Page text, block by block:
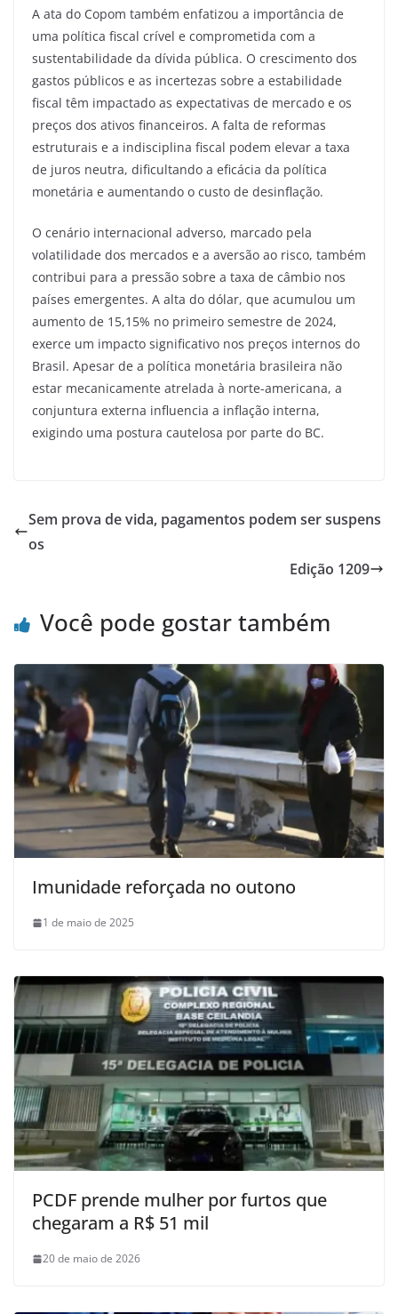
A ata do Copom também enfatizou a importância de
uma política fiscal crível e comprometida com a
sustentabilidade da dívida pública. O crescimento dos
gastos públicos e as incertezas sobre a estabilidade
fiscal têm impactado as expectativas de mercado e os
preços dos ativos financeiros. A falta de reformas
estruturais e a indisciplina fiscal podem elevar a taxa
de juros neutra, dificultando a eficácia da política
monetária e aumentando o custo de desinflação.
O cenário internacional adverso, marcado pela
volatilidade dos mercados e a aversão ao risco, também
contribui para a pressão sobre a taxa de câmbio nos
países emergentes. A alta do dólar, que acumulou um
aumento de 15,15% no primeiro semestre de 2024,
exerce um impacto significativo nos preços internos do
Brasil. Apesar de a política monetária brasileira não
estar mecanicamente atrelada à norte-americana, a
conjuntura externa influencia a inflação interna,
exigindo uma postura cautelosa por parte do BC.
Sem prova de vida, pagamentos podem ser suspens
os
Edição 1209
Você pode gostar também
Imunidade reforçada no outono
1 de maio de 2025
PCDF prende mulher por furtos que
chegaram a R$ 51 mil
20 de maio de 2026